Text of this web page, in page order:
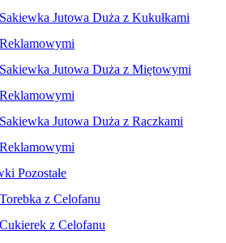
Sakiewka Jutowa Duża z Kukułkami
Reklamowymi
Sakiewka Jutowa Duża z Miętowymi
Reklamowymi
Sakiewka Jutowa Duża z Raczkami
Reklamowymi
Pozostałe
Torebka z Celofanu
Cukierek z Celofanu